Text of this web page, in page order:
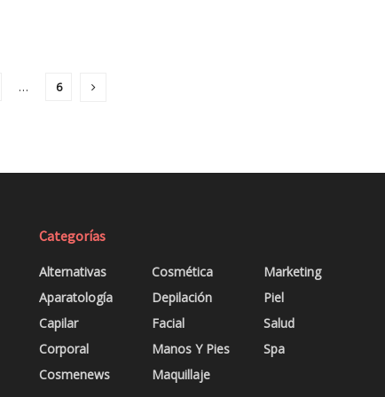
… 6
Categorías
Alternativas
Aparatología
Capilar
Corporal
Cosmenews
Cosmética
Depilación
Facial
Manos Y Pies
Maquillaje
Marketing
Piel
Salud
Spa